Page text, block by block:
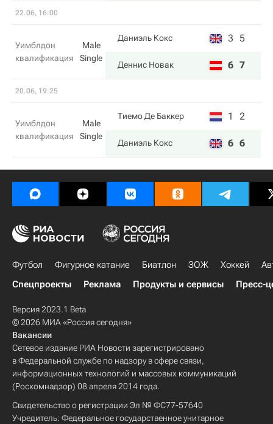
22.06, 16:00
Уимблдон
квалификация
Male
Single
Даниэль Кокс 3 5
Деннис Новак 6 7
20.06, 19:25
Уимблдон
квалификация
Male
Single
Тиемо Де Баккер 1 2
Даниэль Кокс 6 6
Футбол Фигурное катание Биатлон ЗОЖ Хоккей
Спецпроекты
Реклама Продукты и сервисы Пресс-
Версия 2023.1 Beta
© 2026 МИА «Россия сегодня»
Вакансии
Сетевое издание РИА Новости зарегистрировано
в Федеральной службе по надзору в сфере связи,
информационных технологий и массовых коммуникаций
(Роскомнадзор) 08 апреля 2014 года.
Свидетельство о регистрации Эл № ФС77-57640
Учредитель: Федеральное государственное унитарное